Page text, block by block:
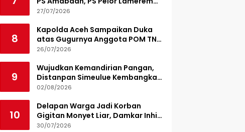
Menang WO 3-0
27/07/2026
8
Kapolda Aceh Sampaikan Duka
atas Gugurnya Anggota POM TNI
Saat Bantu Kejar Bandar Narkoba
26/07/2026
9
Wujudkan Kemandirian Pangan,
Distanpan Simeulue Kembangkan
Demplot Hortikultura
02/08/2026
10
Delapan Warga Jadi Korban
Gigitan Monyet Liar, Damkar Inhil
Turunkan 15 Personel
30/07/2026